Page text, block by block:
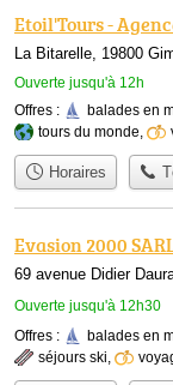
Etoil'Tours -
La Bitarelle, 19800
Ouverte jusqu'à 12h
Offres :
balades en
tours du monde,
Horaires
Evasion 2000
69 avenue Didier
Ouverte jusqu'à 12h30
Offres : balades en
séjours ski